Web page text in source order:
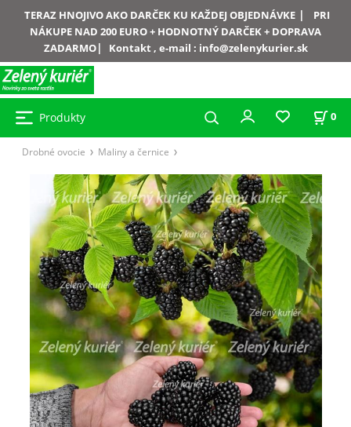
TERAZ HNOJIVO AKO DARČEK KU KAŽDEJ OBJEDNÁVKE|
PRI
NÁKUPE NAD 200 EURO + HODNOTNÝ DARČEK + DOPRAVA
ZADARMO| Kontakt , e-mail : info@zelenykurier.sk
Produkty 0
Drobné ovocie Maliny a černice